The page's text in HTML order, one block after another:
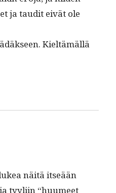
ja tau­dit eivät ole
Kieltämäl­lä
näitä itseään
tyyli­in “huumeet